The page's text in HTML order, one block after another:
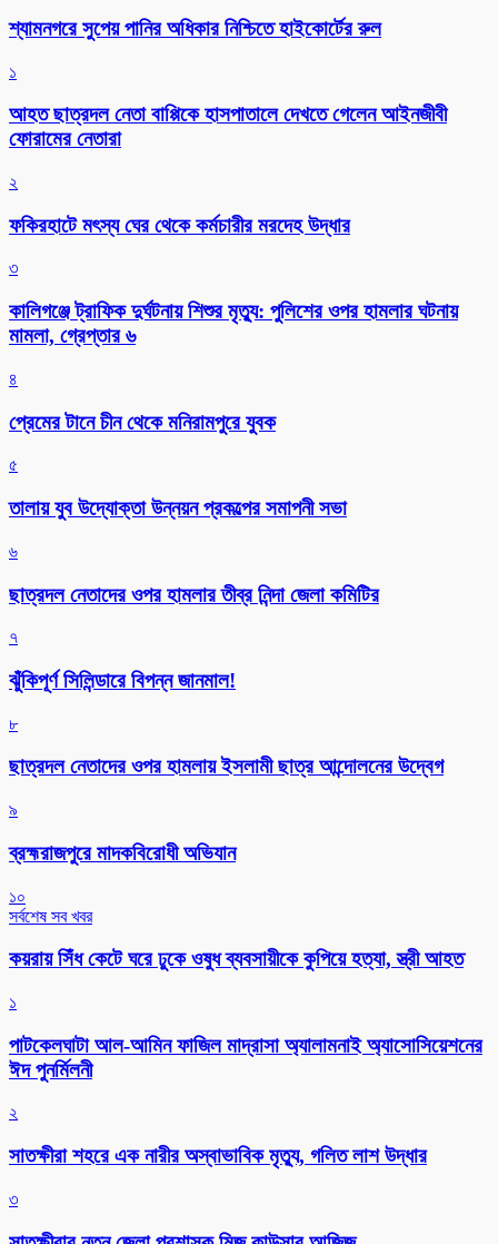
শ্যামনগরে সুপেয় পানির অধিকার নিশ্চিতে হাইকোর্টের রুল
১
আহত ছাত্রদল নেতা বাপ্পিকে হাসপাতালে দেখতে গেলেন আইনজীবী
ফোরামের নেতারা
২
ফকিরহাটে মৎস্য ঘের থেকে কর্মচারীর মরদেহ উদ্ধার
৩
কালিগঞ্জে ট্রাফিক দুর্ঘটনায় শিশুর মৃত্যু: পুলিশের ওপর হামলার ঘটনায়
মামলা, গ্রেপ্তার ৬
৪
প্রেমের টানে চীন থেকে মনিরামপুরে যুবক
৫
তালায় যুব উদ্যোক্তা উন্নয়ন প্রকল্পের সমাপনী সভা
৬
ছাত্রদল নেতাদের ওপর হামলার তীব্র নিন্দা জেলা কমিটির
৭
ঝুঁকিপূর্ণ সিলিন্ডারে বিপন্ন জানমাল!
৮
ছাত্রদল নেতাদের ওপর হামলায় ইসলামী ছাত্র আন্দোলনের উদ্বেগ
৯
ব্রহ্মরাজপুরে মাদকবিরোধী অভিযান
১০
সর্বশেষ সব খবর
কয়রায় সিঁধ কেটে ঘরে ঢুকে ওষুধ ব্যবসায়ীকে কুপিয়ে হত্যা, স্ত্রী আহত
১
পাটকেলঘাটা আল-আমিন ফাজিল মাদ্রাসা অ্যালামনাই অ্যাসোসিয়েশনের
ঈদ পুনর্মিলনী
২
সাতক্ষীরা শহরে এক নারীর অস্বাভাবিক মৃত্যু, গলিত লাশ উদ্ধার
৩